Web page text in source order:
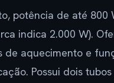
potência de até 800
indica 2.000 W).
de aquecimento e
Possui dois